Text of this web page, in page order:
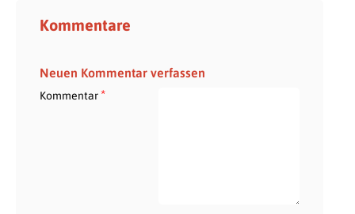
Kommentare
Neuen Kommentar verfassen
Kommentar*